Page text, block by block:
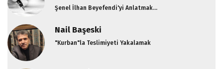
Şenel İlhan Beyefendi'yi Anlatmak...
Nail Başeski
"Kurban"la Teslimiyeti Yakalamak